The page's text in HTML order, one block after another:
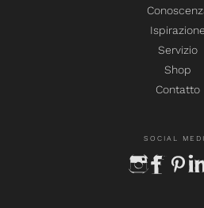
Ispirazione
Servizio
Shop
Contatto
SOCIAL
instagram